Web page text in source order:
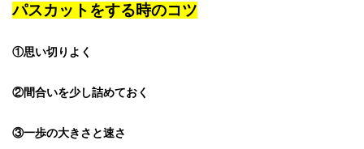
パスカットをする時のコツ
①思い切りよく
②間合いを少し詰めておく
③一歩の大きさと速さ